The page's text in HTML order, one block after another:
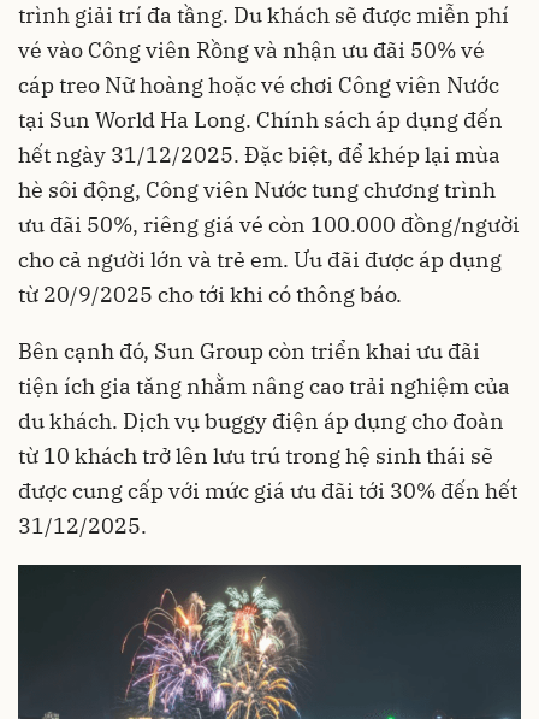
trình giải trí đa tầng. Du khách sẽ được miễn phí
vé vào Công viên Rồng và nhận ưu đãi 50% vé
cáp treo Nữ hoàng hoặc vé chơi Công viên Nước
tại Sun World Ha Long. Chính sách áp dụng đến
hết ngày 31/12/2025. Đặc biệt, để khép lại mùa
hè sôi động, Công viên Nước tung chương trình
ưu đãi 50%, riêng giá vé còn 100.000 đồng/người
cho cả người lớn và trẻ em. Ưu đãi được áp dụng
từ 20/9/2025 cho tới khi có thông báo.
Bên cạnh đó, Sun Group còn triển khai ưu đãi
tiện ích gia tăng nhằm nâng cao trải nghiệm của
du khách. Dịch vụ buggy điện áp dụng cho đoàn
từ 10 khách trở lên lưu trú trong hệ sinh thái sẽ
được cung cấp với mức giá ưu đãi tới 30% đến hết
31/12/2025.